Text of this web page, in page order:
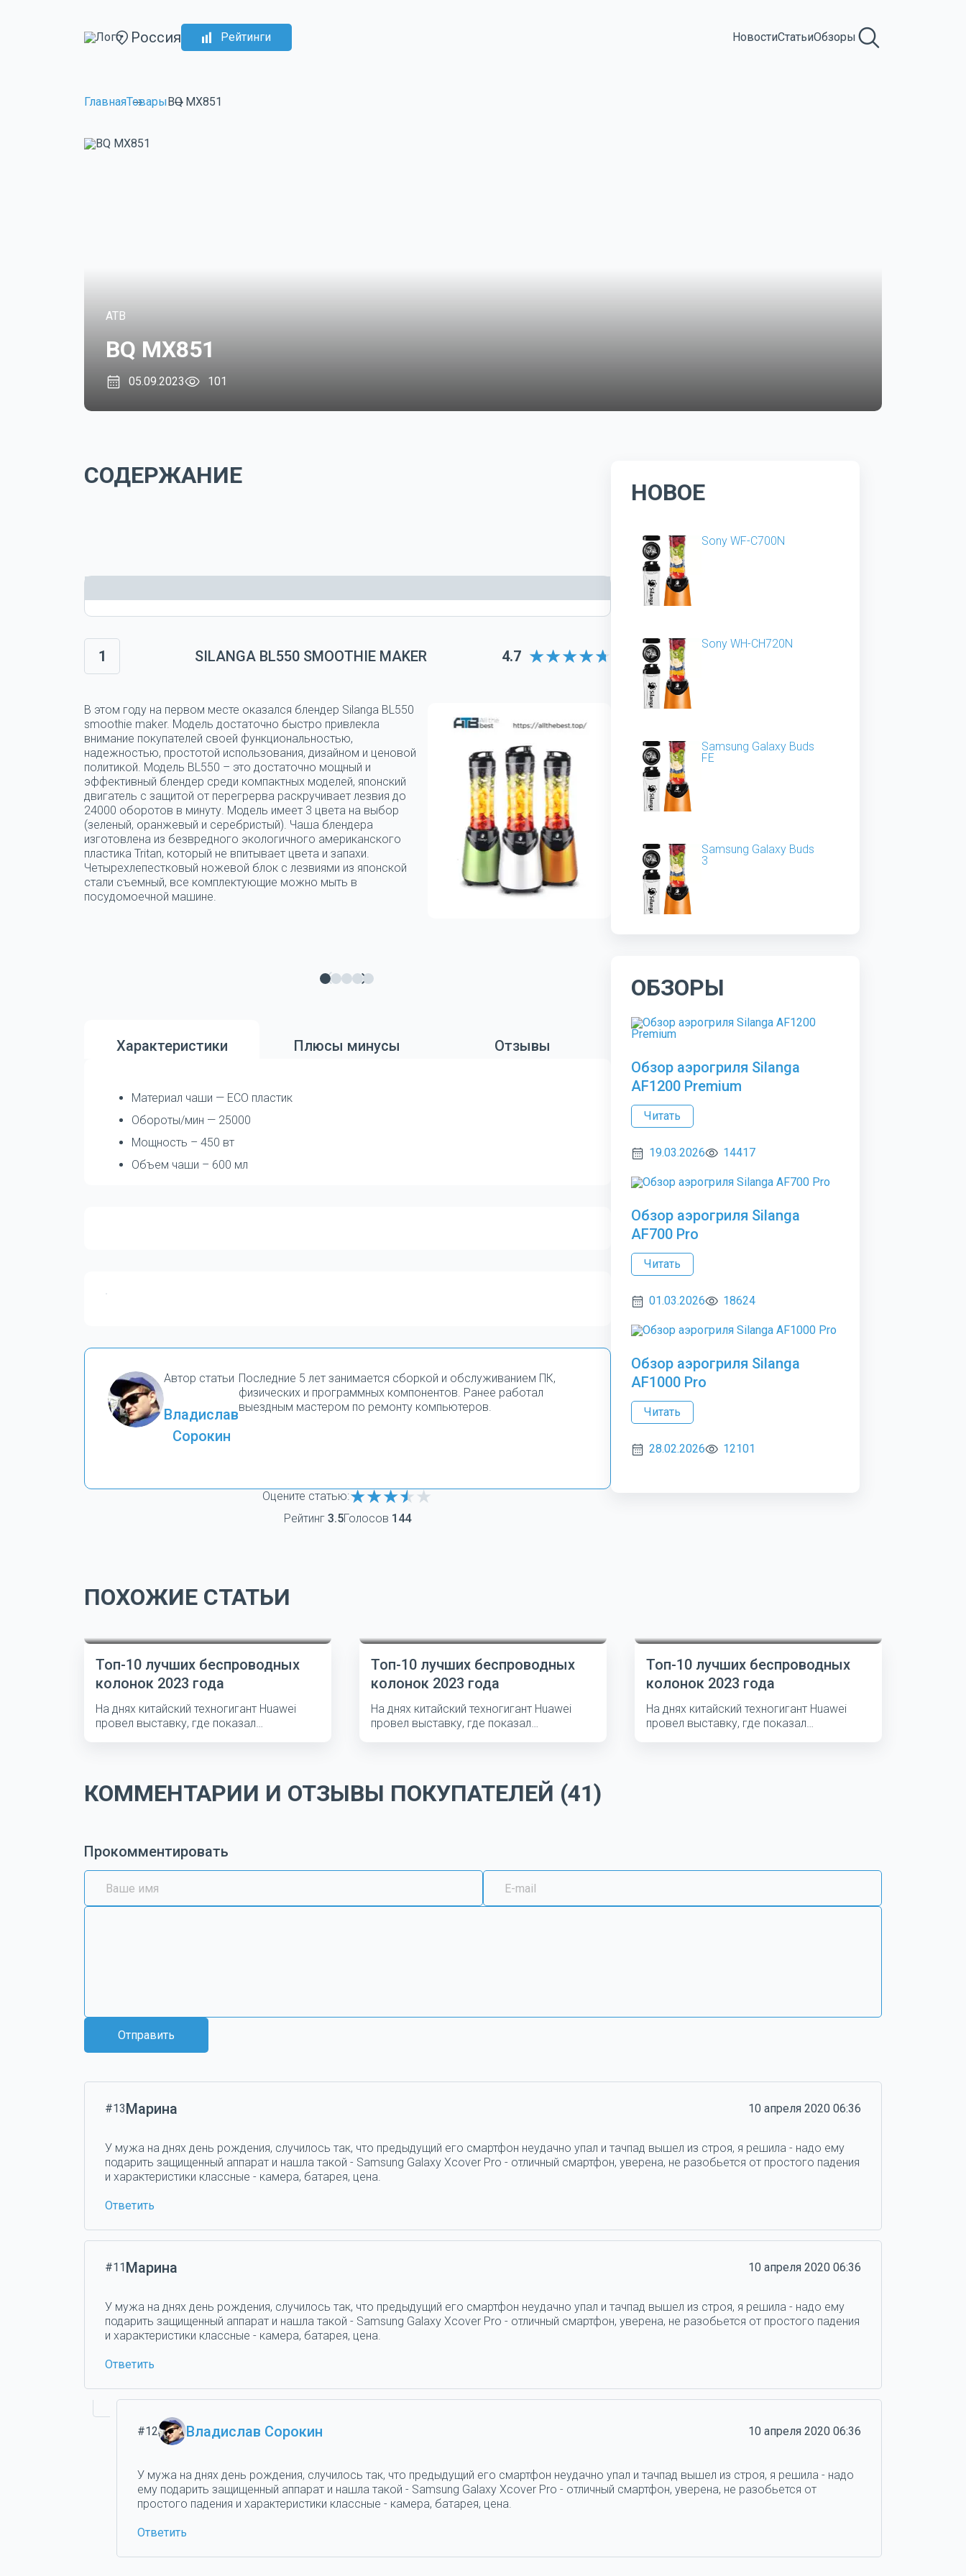
Россия Рейтинги НовостиСтатьиОбзоры
ГлавнаяТоварыBQ MX851
ATB
BQ MX851
05.09.2023 101
СОДЕРЖАНИЕ
1 SILANGA BL550 SMOOTHIE MAKER 4.7
В этом году на первом месте оказался блендер Silanga BL550
smoothie maker. Модель достаточно быстро привлекла
внимание покупателей своей функциональностью,
надежностью, простотой использования, дизайном и ценовой
политикой. Модель BL550 – это достаточно мощный и
эффективный блендер среди компактных моделей, японский
двигатель с защитой от перегрерва раскручивает лезвия до
24000 оборотов в минуту. Модель имеет 3 цвета на выбор
(зеленый, оранжевый и серебристый). Чаша блендера
изготовлена из безвредного экологичного американского
пластика Tritan, который не впитывает цвета и запахи.
Четырехлепестковый ножевой блок с лезвиями из японской
стали съемный, все комплектующие можно мыть в
посудомоечной машине.
Характеристики Плюсы минусы Отзывы
Материал чаши — ECO пластик
Обороты/мин — 25000
Мощность – 450 вт
Объем чаши – 600 мл
Автор статьи
Владислав
Сорокин
Последние 5 лет занимается сборкой и обслуживанием ПК,
физических и программных компонентов. Ранее работал
выездным мастером по ремонту компьютеров.
Оцените статью:
Рейтинг 3.5Голосов 144
НОВОЕ
Sony WF-C700N
Sony WH-CH720N
Samsung Galaxy Buds
FE
Samsung Galaxy Buds
3
ОБЗОРЫ
Обзор аэрогриля Silanga
AF1200 Premium
Читать
19.03.2026 14417
Обзор аэрогриля Silanga
AF700 Pro
Читать
01.03.2026 18624
Обзор аэрогриля Silanga
AF1000 Pro
Читать
28.02.2026 12101
ПОХОЖИЕ СТАТЬИ
Топ-10 лучших беспроводных
колонок 2023 года
На днях китайский техногигант Huawei
провел выставку, где показал
Топ-10 лучших беспроводных
колонок 2023 года
На днях китайский техногигант Huawei
провел выставку, где показал
Топ-10 лучших беспроводных
колонок 2023 года
На днях китайский техногигант Huawei
провел выставку, где показал
КОММЕНТАРИИ И ОТЗЫВЫ ПОКУПАТЕЛЕЙ (41)
Прокомментировать
Отправить
#13Марина 10 апреля 2020 06:36
У мужа на днях день рождения, случилось так, что предыдущий его смартфон неудачно упал и тачпад вышел из строя, я решила - надо ему
подарить защищенный аппарат и нашла такой - Samsung Galaxy Xcover Pro - отличный смартфон, уверена, не разобьется от простого падения
и характеристики классные - камера, батарея, цена.
Ответить
#11Марина 10 апреля 2020 06:36
У мужа на днях день рождения, случилось так, что предыдущий его смартфон неудачно упал и тачпад вышел из строя, я решила - надо ему
подарить защищенный аппарат и нашла такой - Samsung Galaxy Xcover Pro - отличный смартфон, уверена, не разобьется от простого падения
и характеристики классные - камера, батарея, цена.
Ответить
#12 Владислав Сорокин 10 апреля 2020 06:36
У мужа на днях день рождения, случилось так, что предыдущий его смартфон неудачно упал и тачпад вышел из строя, я решила - надо
ему подарить защищенный аппарат и нашла такой - Samsung Galaxy Xcover Pro - отличный смартфон, уверена, не разобьется от
простого падения и характеристики классные - камера, батарея, цена.
Ответить